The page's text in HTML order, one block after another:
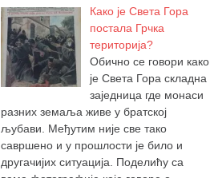
Како је Света Гора
постала Грчка
територија?
Обично се говори како
је Света Гора складна
заједница где монаси
разних земаља живе у братској
љубави. Међутим није све тако
савршено и у прошлости је било и
другачијих ситуација. Поделићу са